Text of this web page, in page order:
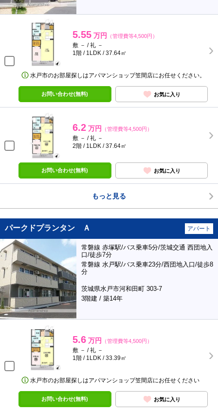
5.55 万円 （管理費等4,500円）
敷 － / 礼 －
1階 / 1LDK / 37.64㎡
水戸市のお部屋探しはアパマンショップ笠間店にお任せください。
お問い合わせ(無料) お気に入り
6.2 万円 （管理費等4,500円）
敷 － / 礼 －
2階 / 1LDK / 37.64㎡
お問い合わせ(無料) お気に入り
もっと見る
パークドプランタン Ａ アパート
常磐線 赤塚駅/バス乗車5分/茨城交通 西団地入
口/徒歩7分
常磐線 水戸駅/バス乗車23分/西団地入口/徒歩8
分
茨城県水戸市河和田町 303-7
3階建 / 築14年
5.6 万円 （管理費等4,500円）
敷 － / 礼 －
1階 / 1LDK / 33.39㎡
水戸市のお部屋探しはアパマンショップ笠間店にお任せください
お問い合わせ(無料) お気に入り